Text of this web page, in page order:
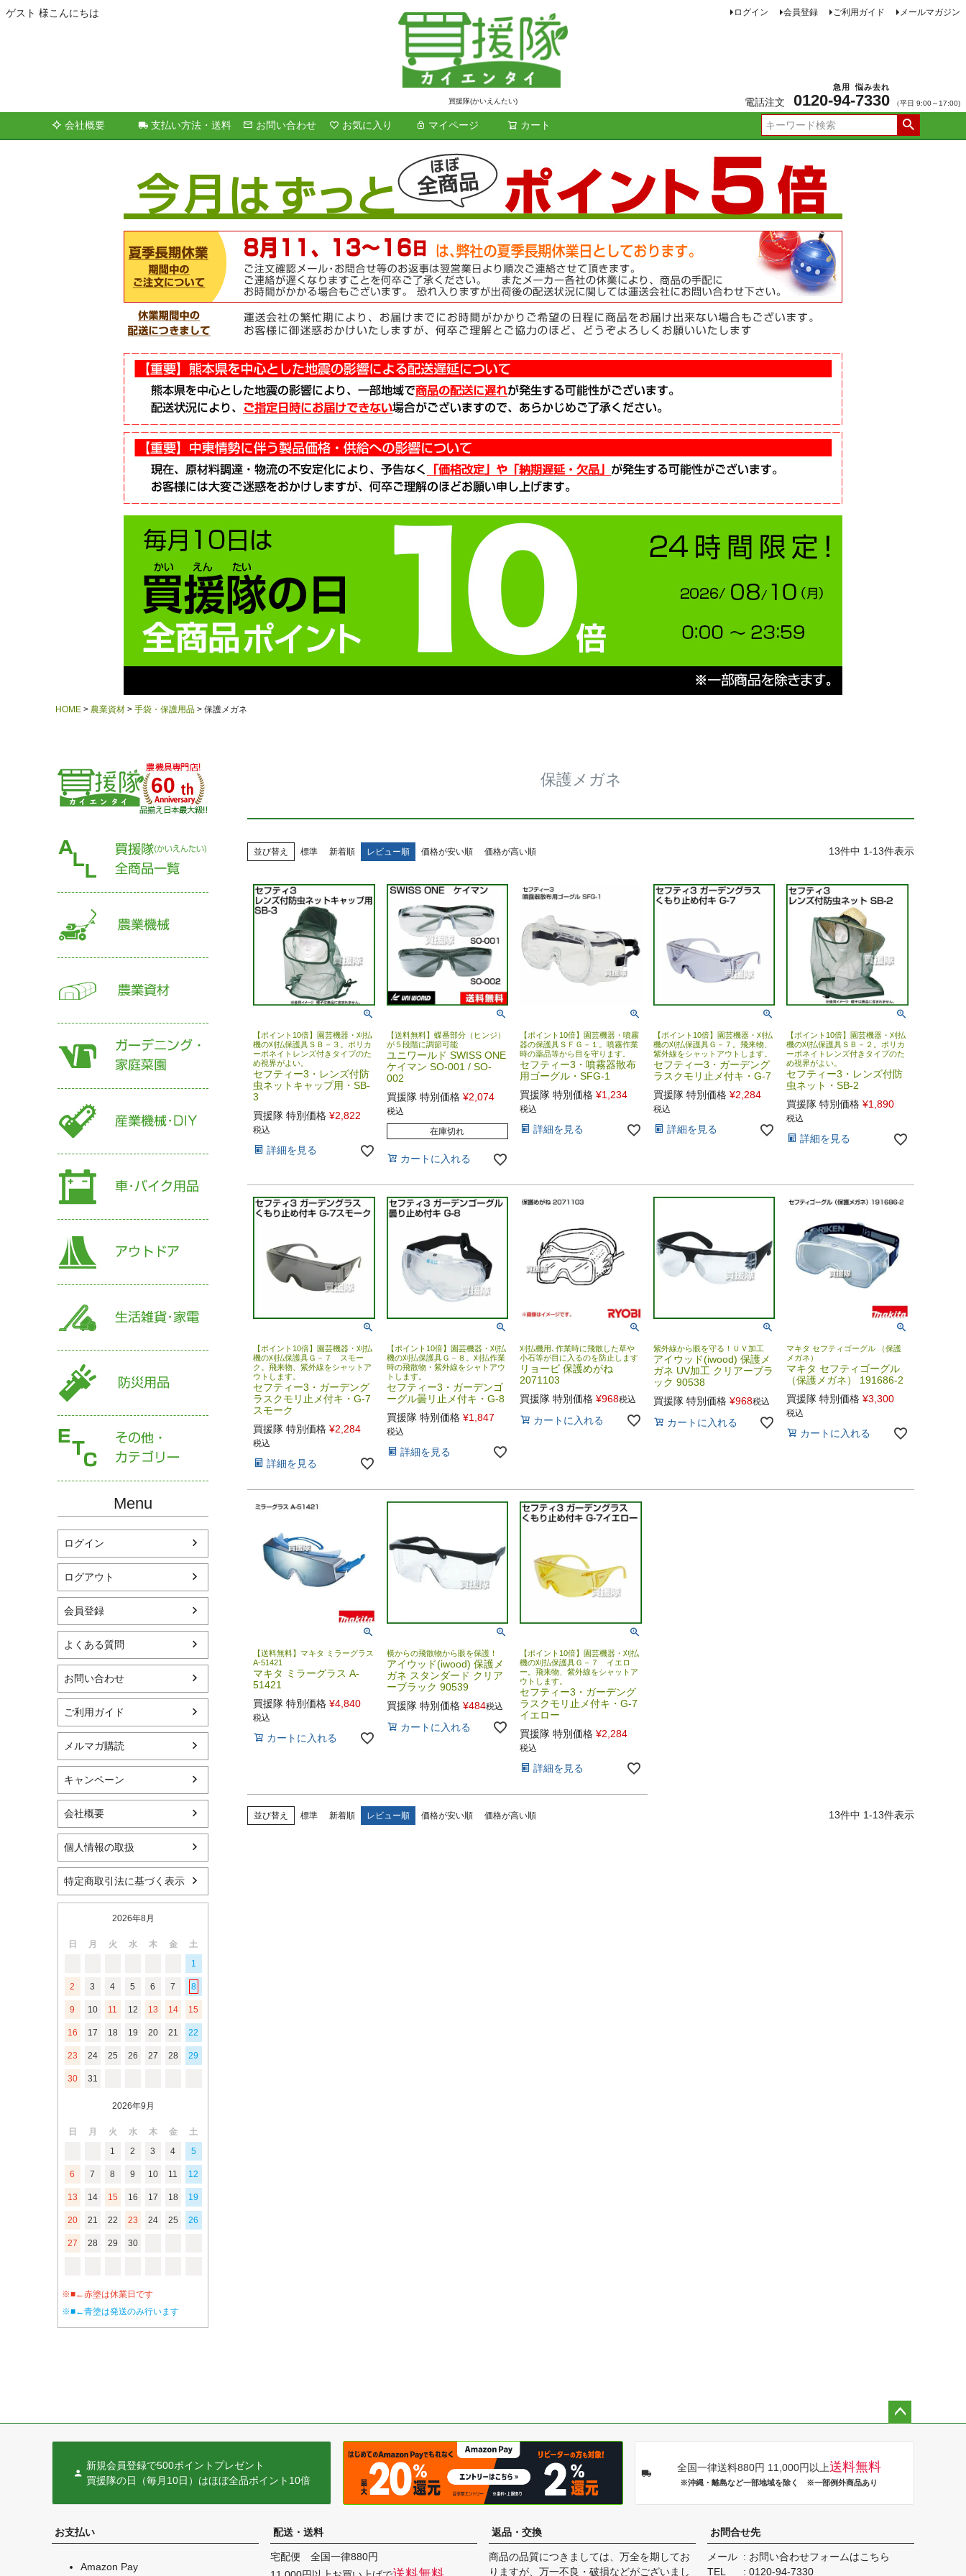
ゲスト 様こんにちは
買援隊(かいえんたい)
ログイン 会員登録 ご利用ガイド メールマガジン
電話注文 0120-94
急用
-7330
悩み去れ
（平日 9:00～17:00)
会社概要 支払い方法・送料 お問い合わせ お気に入り マイページ カート
検索
HOME 農業資材 手袋・保護用品 保護メガネ
60
Menu
ログイン
ログアウト
会員登録
よくある質問
お問い合わせ
ご利用ガイド
メルマガ購読
キャンペーン
会社概要
個人情報の取扱
特定商取引法に基づく表示
2026年8月
日 月 火 水 木 金
土
1
2 3 4 5 6 7 8
9 10 11 12 13 14 15
16 17 18 19 20 21 22
23 24 25 26 27 28 29
30 31
2026年9月
日 月 火 水 木 金
土
1
2 3 4 5
6 7 8 9 10 11 12
13 14 15 16 17 18 19
20 21 22 23 24 25 26
27 28 29 30
※■←赤塗は休業日です
※■←青塗は発送のみ行います
保護メガネ
並び替え 標準 新着順 レビュー順 価格が安い順 価格が高い順 13件中 1-13件表示
【ポイント10倍】園芸機器・刈払
機の刈払保護具ＳＢ－３。ポリカ
ーボネイトレンズ付きタイプのた
め視界がよい。
セフティー3・レンズ付防
虫ネットキャップ用・SB-
3
買援隊 特別価格 ¥2,822
税込
詳細を見る
【送料無料】蝶番部分（ヒンジ）
が５段階に調節可能
ユニワールド SWISS ONE
ケイマン SO-001 / SO-
002
買援隊 特別価格 ¥2,074
税込
在庫切れ
カートに入れる
【ポイント10倍】園芸機器・噴霧
器の保護具ＳＦＧ－１。噴霧作業
時の薬品等から目を守ります。
セフティー3・噴霧器散布
用ゴーグル・SFG-1
買援隊 特別価格 ¥1,234
税込
詳細を見る
【ポイント10倍】園芸機器・刈払
機の刈払保護具Ｇ－７。飛来物、
紫外線をシャットアウトします。
セフティー3・ガーデング
ラスクモリ止メ付キ・G-7
買援隊 特別価格 ¥2,284
税込
詳細を見る
【ポイント10倍】園芸機器・刈払
機の刈払保護具ＳＢ－２。ポリカ
ーボネイトレンズ付きタイプのた
め視界がよい。
セフティー3・レンズ付防
虫ネット・SB-2
買援隊 特別価格 ¥1,890
税込
詳細を見る
【ポイント10倍】園芸機器・刈払
機の刈払保護具Ｇ－７ スモー
ク。飛来物、紫外線をシャットア
ウトします。
セフティー3・ガーデング
ラスクモリ止メ付キ・G-7
スモーク
買援隊 特別価格 ¥2,284
税込
詳細を見る
【ポイント10倍】園芸機器・刈払
機の刈払保護具Ｇ－８。刈払作業
時の飛散物・紫外線をシャトアウ
トします。
セフティー3・ガーデンゴ
ーグル曇リ止メ付キ・G-8
買援隊 特別価格 ¥1,847
税込
詳細を見る
刈払機用､作業時に飛散した草や
小石等が目に入るのを防止します
リョービ 保護めがね
2071103
買援隊 特別価格 ¥968税込
カートに入れる
紫外線から眼を守る！ＵＶ加工
アイウッド(iwood) 保護メ
ガネ UV加工 クリアーブラ
ック 90538
買援隊 特別価格 ¥968税込
カートに入れる
マキタ セフティゴーグル （保護
メガネ）
マキタ セフティゴーグル
（保護メガネ） 191686-2
買援隊 特別価格 ¥3,300
税込
カートに入れる
【送料無料】マキタ ミラーグラス
A-51421
マキタ ミラーグラス A-
51421
買援隊 特別価格 ¥4,840
税込
カートに入れる
横からの飛散物から眼を保護！
アイウッド(iwood) 保護メ
ガネ スタンダード クリア
ーブラック 90539
買援隊 特別価格 ¥484税込
カートに入れる
【ポイント10倍】園芸機器・刈払
機の刈払保護具Ｇ－７ イエロ
ー。飛来物、紫外線をシャットア
ウトします。
セフティー3・ガーデング
ラスクモリ止メ付キ・G-7
イエロー
買援隊 特別価格 ¥2,284
税込
詳細を見る
並び替え 標準 新着順 レビュー順 価格が安い順 価格が高い順 13件中 1-13件表示
新規会員登録で500ポイントプレゼント
買援隊の日（毎月10日）はほぼ全品ポイント10倍
全国一律送料880円 11,000円以上送料無料
※沖縄・離島など一部地域を除く ※一部例外商品あり
お支払い
Amazon Pay
配送・送料
宅配便 全国一律880円
返品・交換
商品の品質につきましては、万全を期してお
りますが、万一不良・破損などがございまし
お問合せ先
メール
お問い合わせフォームはこちら
TEL
0120-94-7330